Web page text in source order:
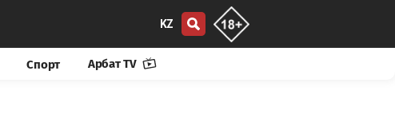
KZ
Спорт Арбат TV